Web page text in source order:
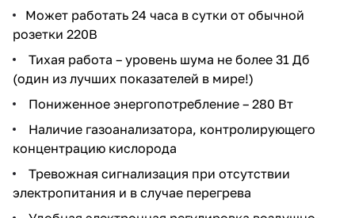
Может работать 24 часа в сутки от обычной
розетки 220В
Тихая работа – уровень шума не более 31 Дб
(один из лучших показателей в мире!)
Пониженное энергопотребление – 280 Вт
Наличие газоанализатора, контролирующего
концентрацию кислорода
Тревожная сигнализация при отсутствии
электропитания и в случае перегрева